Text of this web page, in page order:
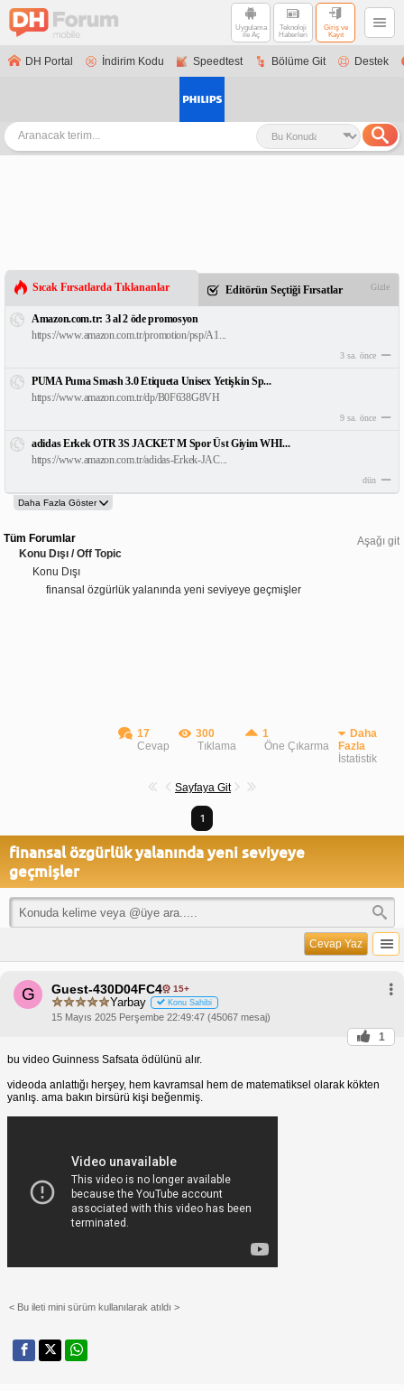
Uygulama
ile Aç
Teknoloji
Haberleri
Giriş ve
Kayıt
DH Portal İndirim Kodu Speedtest Bölüme Git Destek
Sıcak Fırsatlarda Tıklananlar Editörün Seçtiği Fırsatlar Gizle
Amazon.com.tr: 3 al 2 öde promosyon
https://www.amazon.com.tr/promotion/psp/A1...
3 sa. önce
PUMA Puma Smash 3.0 Etiqueta Unisex Yetişkin Sp...
https://www.amazon.com.tr/dp/B0F638G8VH
9 sa. önce
adidas Erkek OTR 3S JACKET M Spor Üst Giyim WHI...
https://www.amazon.com.tr/adidas-Erkek-JAC...
dün
Aşağı git
Tüm Forumlar
Konu Dışı / Off Topic
Konu Dışı
finansal özgürlük yalanında yeni seviyeye geçmişler
17
Cevap
300
Tıklama
1
Öne Çıkarma
Daha
Fazla
İstatistik
Sayfaya Git
1
finansal özgürlük yalanında yeni seviyeye
geçmişler
Cevap Yaz
G Guest-430D04FC4 15+
Yarbay Konu Sahibi
15 Mayıs 2025 Perşembe 22:49:47 (45067 mesaj)
1
bu video Guinness Safsata ödülünü alır.
videoda anlattığı herşey, hem kavramsal hem de matematiksel olarak kökten
yanlış. ama bakın birsürü kişi beğenmiş.
< Bu ileti mini sürüm kullanılarak atıldı >